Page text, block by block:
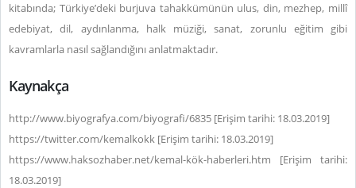
kitabında; Türkiye’deki burjuva tahakkümünün ulus, din, mezhep, millî
edebiyat, dil, aydınlanma, halk müziği, sanat, zorunlu eğitim gibi
kavramlarla nasıl sağlandığını anlatmaktadır.
Kaynakça
http://www.biyografya.com/biyografi/6835 [Erişim tarihi: 18.03.2019]
https://twitter.com/kemalkokk [Erişim tarihi: 18.03.2019]
https://www.haksozhaber.net/kemal-kök-haberleri.htm [Erişim tarihi:
18.03.2019]